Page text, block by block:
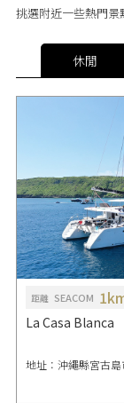
挑選附近一些熱門景
休閒
距離 SEACOM
La Casa Blanca
地址：沖繩縣宮古島